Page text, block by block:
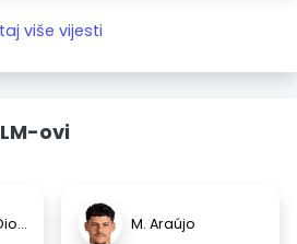
više vijesti
ovi
E. Hadji Malick Diouf M. Araújo